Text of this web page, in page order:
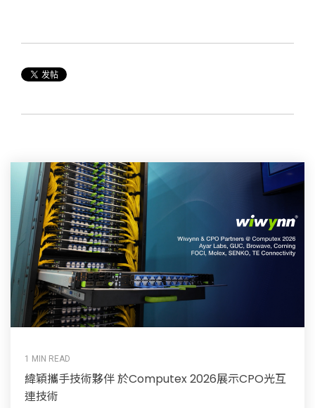
1 MIN READ
緯穎攜手技術夥伴 於Computex 2026展示CPO光互
連技術